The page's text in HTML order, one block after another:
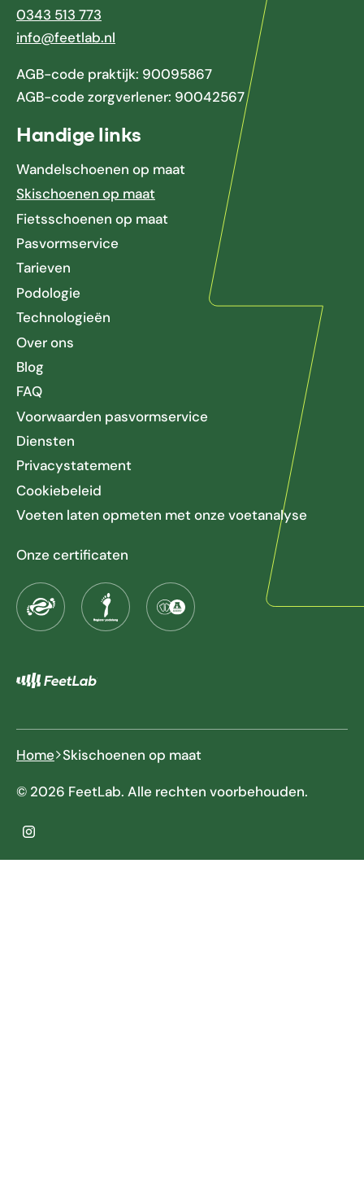
0343 513 773
info@feetlab.nl
AGB-code praktijk: 90095867
AGB-code zorgverlener: 90042567
Handige links
Wandelschoenen op maat
Skischoenen op maat
Fietsschoenen op maat
Pasvormservice
Tarieven
Podologie
Technologieën
Over ons
Blog
FAQ
Voorwaarden pasvormservice
Diensten
Privacystatement
Cookiebeleid
Voeten laten opmeten met onze voetanalyse
Onze certificaten
Home Skischoenen op maat
© 2026 FeetLab. Alle rechten voorbehouden.